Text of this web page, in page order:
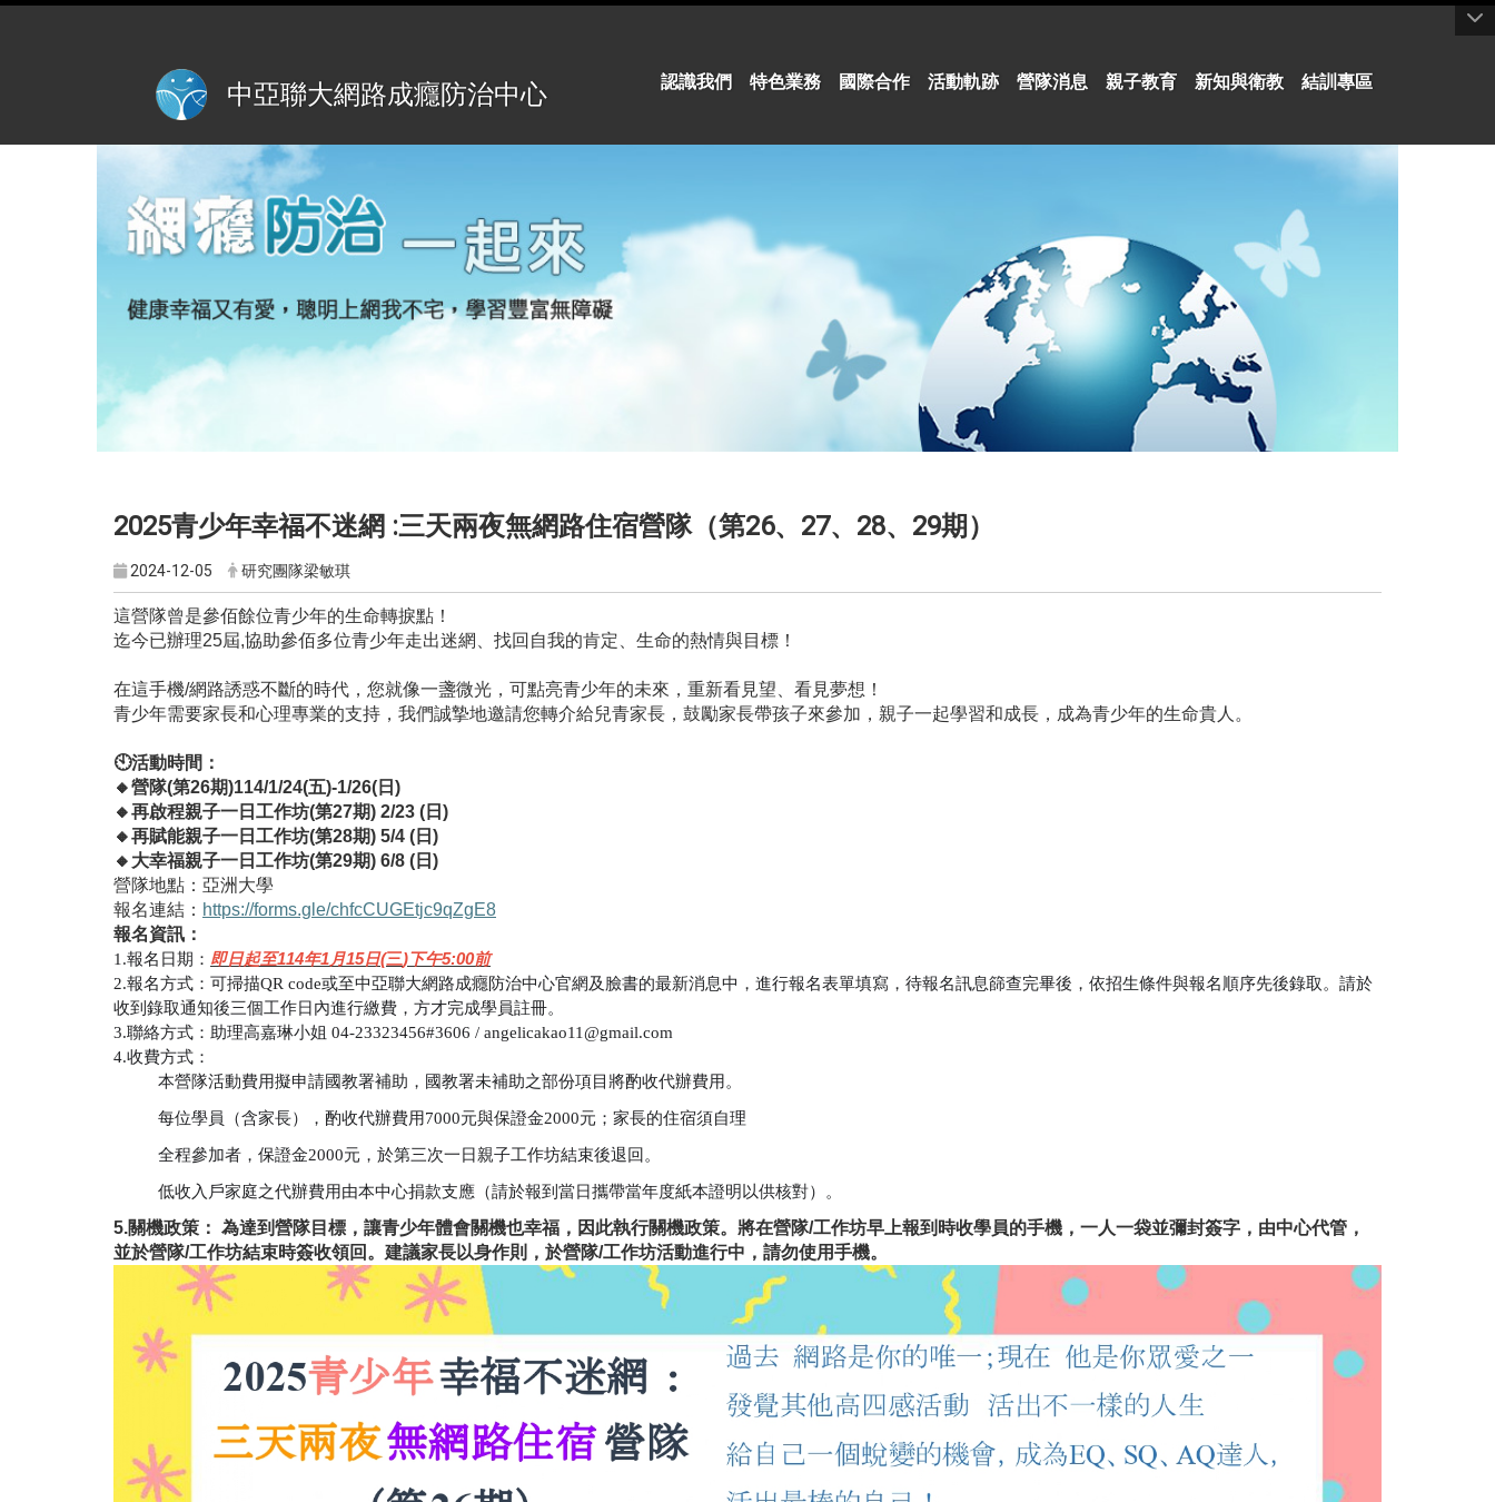
中亞聯大網路成癮防治中心
認識我們
特色業務 國際合作 活動軌跡 營隊消息 親子教育 新知與衛教 結訓專區
2025青少年幸福不迷網 :三天兩夜無網路住宿營隊（第26、27、28、29期）
2024-12-05 研究團隊梁敏琪
這營隊曾是參佰餘位青少年的生命轉捩點！
迄今已辦理25屆,協助參佰多位青少年走出迷網、找回自我的肯定、生命的熱情與目標！
在這手機/網路誘惑不斷的時代，您就像一盞微光，可點亮青少年的未來，重新看見望、看見夢想！
青少年需要家長和心理專業的支持，我們誠摯地邀請您轉介給兒青家長，鼓勵家長帶孩子來參加，親子一起學習和成長，成為青少年的生命貴人。
🕙活動時間：
🔸營隊(第26期)114/1/24(五)-1/26( 日 )
🔸再啟程親子一日工作坊(第27期) 2/23 ( 日 )
🔸再賦能親子一日工作坊(第28期) 5/4 ( 日 )
🔸 大幸福親子一日工作坊(第29期) 6/8 ( 日 )
營隊地點：亞洲大學
報名連結： https://forms.gle/chfcCUGEtjc9qZgE8
報名資訊：
1.報名日期： 即日起至114年1月15日(三)下午5:00前
2.報名方式：可掃描QR code或至中亞聯大網路成癮防治中心官網及臉書的最新消息中，進行報名表單填寫，待報名訊息篩查完畢後，依招生條件與報名順序先後錄取。請於
收到錄取通知後三個工作日內進行繳費，方才完成學員註冊。
3.聯絡方式：助理高嘉琳小姐 04-23323456#3606 / angelicakao11@gmail.com
4.收費方式：
本營隊活動費用擬申請國教署補助，國教署未補助之部份項目將酌收代辦費用。
每位學員（含家長），酌收代辦費用7000元與保證金2000元；家長的住宿須自理
全程參加者，保證金2000元，於第三次一日親子工作坊結束後退回。
低收入戶家庭之代辦費用由本中心捐款支應（請於報到當日攜帶當年度紙本證明以供核對）。
5.關機政策： 為達到營隊目標，讓青少年體會關機也幸福，因此執行關機政策。將在營隊/工作坊早上報到時收學員的手機，一人一袋並彌封簽字，由中心代管，
並於營隊/工作坊結束時簽收領回。建議家長以身作則，於營隊/工作坊活動進行中，請勿使用手機。